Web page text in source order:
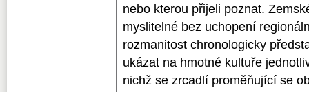
nebo kterou přijeli poznat.
myslitelné bez uchopení
rozmanitost chronologicky
ukázat na hmotné kultuře
nichž se zrcadlí proměňující se